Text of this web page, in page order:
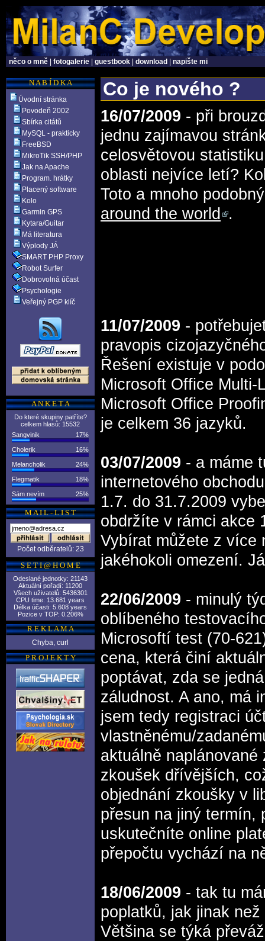
něco o mně fotogalerie guestbook download napište mi
N A B Í D K A
Úvodní stránka
Povodeň 2002
Sbírka citátů
MySQL - prakticky
FreeBSD
MikroTik SSH/PHP
Jak na Apache
Program. hrátky
Placený software
Kolo
Garmin GPS
Kytara/Guitar
Má literatura
Výplody JÁ
SMART PHP Proxy
Robot Surfer
Dobrovolná účast
Psychologie
Veřejný PGP klíč
A N K E T A
Do které skupiny patříte?
celkem hlasů: 15532
17%
Sangvinik
16%
Cholerik
24%
Melancholik
18%
Flegmatik
25%
Sám nevím
M A I L - L I S T
Počet odběratelů: 23
S E T I @ H O M E
Odeslané jednotky: 21143
Aktuální pořadí: 11200
Všech uživatelů: 5436301
CPU time: 13.681 years
Délka účasti: 5.608 years
Pozice v TOP: 0.206%
R E K L A M A
Chyba, curl
P R O J E K T Y
Co je nového ?
16/07/2009 - při
jednu zajímavou
celosvětovou
oblasti nejvíce letí?
Toto a mnoho
around the world
.
11/07/2009 -
pravopis
Řešení existuje v
Microsoft Office Multi-
Microsoft Office
je celkem 36 jazyků.
03/07/2009 - a máme
internetového
1.7. do 31.7.2009
obdržíte v rámci akce
Vybírat můžete z více
jakéhokoli omezení.
22/06/2009 - minulý
oblíbeného
Microsoftí test (70-
cena, která činí
poptávat, zda se
záludnost. A ano, má
jsem tedy registraci
vlastněnému/
aktuálně
zkoušek dřívějších,
objednání zkoušky v
přesun na jiný termín,
uskutečníte online
přepočtu vychází na
18/06/2009 - tak tu
poplatků, jak jinak
Většina se týká